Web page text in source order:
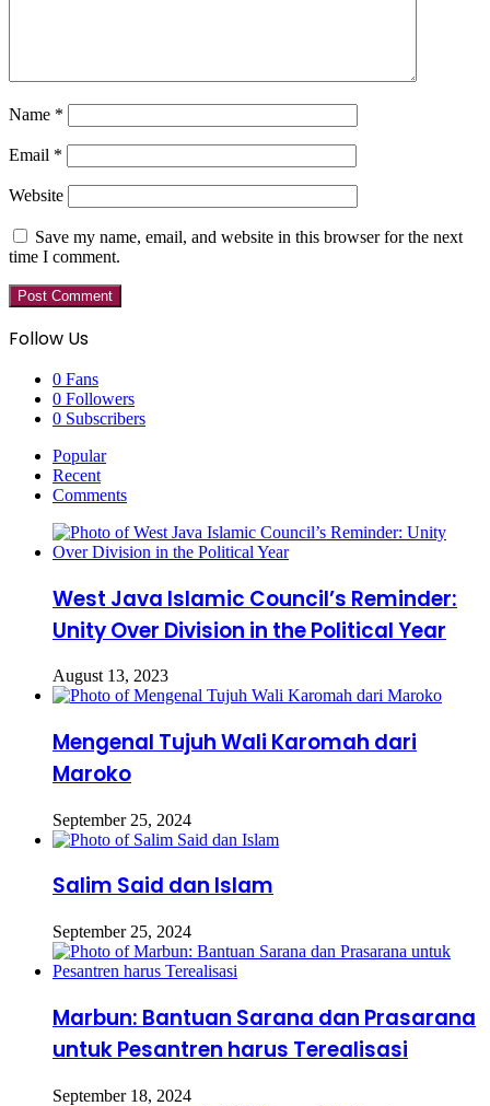
Name *
Email *
Website
Save my name, email, and website in this browser for the next
time I comment.
Follow Us
0 Fans
0 Followers
0 Subscribers
Popular
Recent
Comments
West Java Islamic Council’s Reminder:
Unity Over Division in the Political Year
August 13, 2023
Mengenal Tujuh Wali Karomah dari
Maroko
September 25, 2024
Salim Said dan Islam
September 25, 2024
Marbun: Bantuan Sarana dan Prasarana
untuk Pesantren harus Terealisasi
September 18, 2024